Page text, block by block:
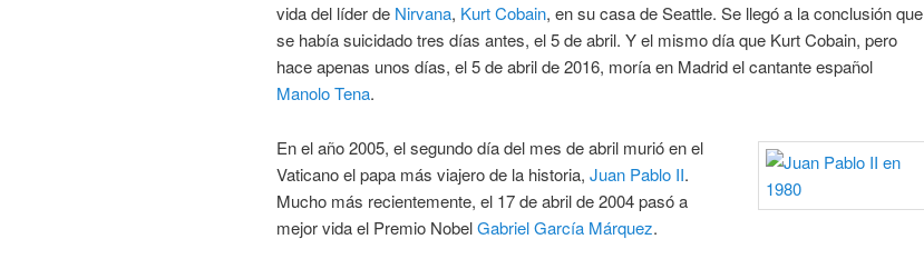
vida del líder de Nirvana, Kurt Cobain, en su casa de Seattle. Se llegó a la conclusión que
se había suicidado tres días antes, el 5 de abril. Y el mismo día que Kurt Cobain, pero
hace apenas unos días, el 5 de abril de 2016, moría en Madrid el cantante español
Manolo Tena.
En el año 2005, el segundo día del mes de abril murió en el
Vaticano el papa más viajero de la historia, Juan Pablo II.
Mucho más recientemente, el 17 de abril de 2004 pasó a
mejor vida el Premio NobelGabriel García Márquez.